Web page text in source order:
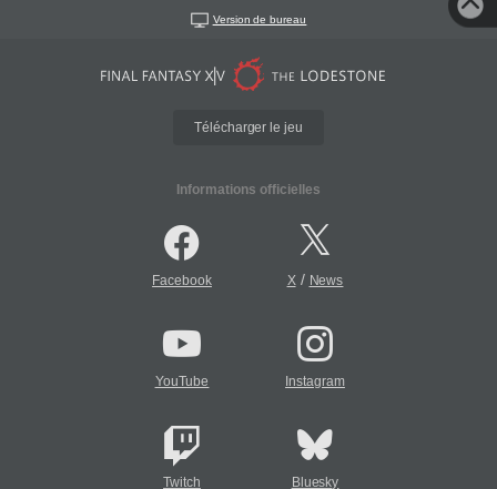
Version de bureau
Télécharger le jeu
Informations officielles
Facebook X/ News
YouTube Instagram
Twitch Bluesky